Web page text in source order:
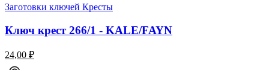
Заготовки ключей Кресты
Ключ крест 266/1 - KALE/FAYN
24,00 ₽